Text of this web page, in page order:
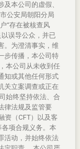
本公司的虚假、
公安局朝阳分局
“存在被核查风
误导公众，并已
。为澄清事实，维
步传播，本公司特
本公司从未收到任
知或其他任何形式
关立案调查或正在
始终坚持依法、合
律法规及监管要
资（CFT）以及客
各项合规义务。本
活动，并始终依法